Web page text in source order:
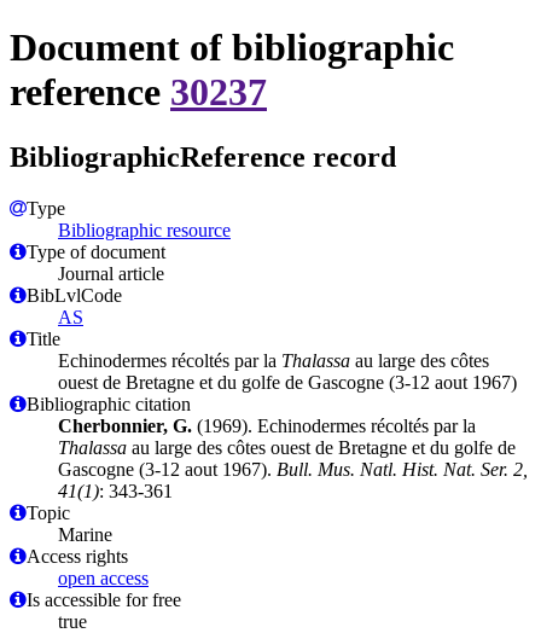
Document of bibliographic
reference 30237
BibliographicReference record
Type
Bibliographic resource
Type of document
Journal article
BibLvlCode
AS
Title
Echinodermes récoltés par la Thalassa au large des côtes
ouest de Bretagne et du golfe de Gascogne (3-12 aout 1967)
Bibliographic citation
Cherbonnier, G. (1969). Echinodermes récoltés par la
Thalassa au large des côtes ouest de Bretagne et du golfe de
Gascogne (3-12 aout 1967). Bull. Mus. Natl. Hist. Nat. Ser. 2,
41(1): 343-361
Topic
Marine
Access rights
open access
Is accessible for free
true